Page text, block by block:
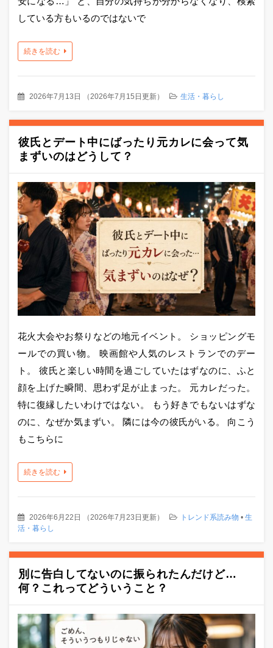
している方もいるのではないで
続きを読む
2026年7月13日 （ 2026年7月15日更新） 生活・暮らし
彼氏とデート中にばったり元カレに会って気
まずいのはどうして？
花火大会やお祭りなどの地元イベント。 ショッピングモ
ールでの買い物。 映画館や人気のレストランでのデー
ト。 彼氏と楽しい時間を過ごしていたはずなのに、ふと
顔を上げた瞬間、思わず足が止まった。 元カレだった。
特に復縁したいわけではない。 もう好きでもないはずな
のに、なぜか気まずい。 隣には今の彼氏がいる。 向こう
もこちらに
続きを読む
2026年6月22日 （2026年7月23日更新） トレンド系読み物 • 生
活・暮らし
別に告白してないのに振られたんだけど…
何？これってどういうこと？